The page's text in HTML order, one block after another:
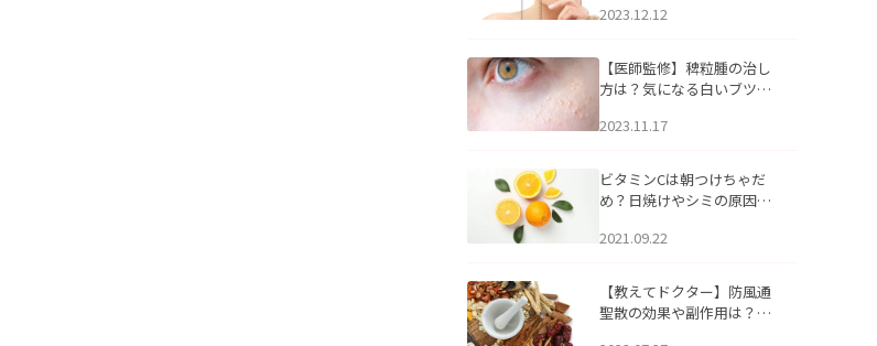
2023.12.12
【医師監修】稗粒腫の治し
方は？気になる白いブツブ
アについて
2023.11.17
ビタミンCは朝つけちゃだ
め？日焼けやシミの原因に
2021.09.22
【教えてドクター】防風通
聖散の効果や副作用は？長